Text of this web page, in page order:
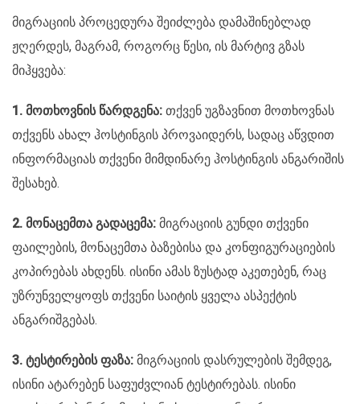
მიგრაციის პროცედურა შეიძლება დამაშინებლად
ჟღერდეს, მაგრამ, როგორც წესი, ის მარტივ გზას
მიჰყვება:
1. მოთხოვნის წარდგენა: თქვენ უგზავნით მოთხოვნას
თქვენს ახალ ჰოსტინგის პროვაიდერს, სადაც აწვდით
ინფორმაციას თქვენი მიმდინარე ჰოსტინგის ანგარიშის
შესახებ.
2. მონაცემთა გადაცემა: მიგრაციის გუნდი თქვენი
ფაილების, მონაცემთა ბაზებისა და კონფიგურაციების
კოპირებას ახდენს. ისინი ამას ზუსტად აკეთებენ, რაც
უზრუნველყოფს თქვენი საიტის ყველა ასპექტის
ანგარიშგებას.
3. ტესტირების ფაზა: მიგრაციის დასრულების შემდეგ,
ისინი ატარებენ საფუძვლიან ტესტირებას. ისინი